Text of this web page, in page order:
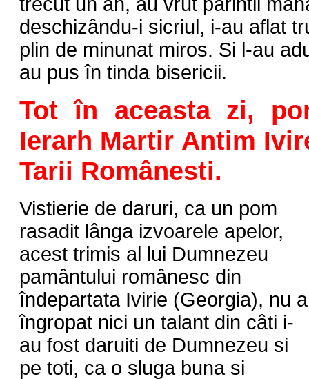
deschizându-i sicriul, i-au aflat
plin de minunat miros. Si l-au
au pus în tinda bisericii.
Tot în aceasta zi,
Ierarh Martir Antim
Tarii Românesti.
Vistierie de daruri, ca un pom
rasadit lânga izvoarele apelor,
acest trimis al lui Dumnezeu
pamântului românesc din
îndepartata Ivirie (Georgia), nu a
îngropat nici un talant din câti i-
au fost daruiti de Dumnezeu si
pe toti, ca o sluga buna si